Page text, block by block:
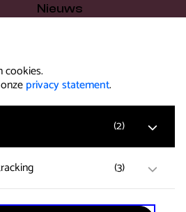
cookies.
privacy statement.
(2)
worden functionele
worden geen
(3)
Nieuws
Bestuur en beleid
Pers